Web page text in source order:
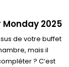
2025
de votre buffet
mais il
? C’est